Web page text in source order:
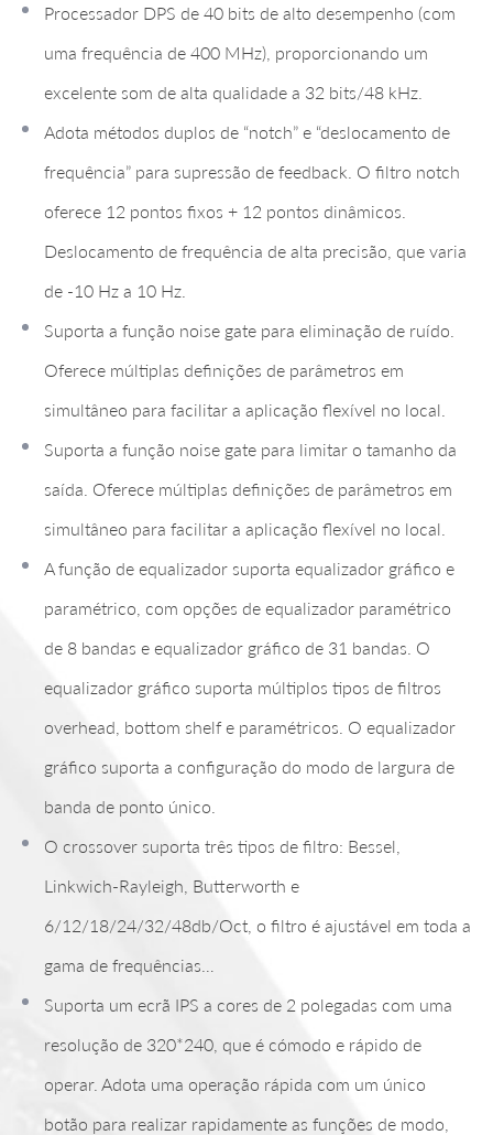
Processador DPS de 40 bits de alto desempenho (com
uma frequência de 400 MHz), proporcionando um
excelente som de alta qualidade a 32 bits/48 kHz.
Adota métodos duplos de “notch” e “deslocamento de
frequência” para supressão de feedback. O filtro notch
oferece 12 pontos fixos + 12 pontos dinâmicos.
Deslocamento de frequência de alta precisão, que varia
de -10 Hz a 10 Hz.
Suporta a função noise gate para eliminação de ruído.
Oferece múltiplas definições de parâmetros em
simultâneo para facilitar a aplicação flexível no local.
Suporta a função noise gate para limitar o tamanho da
saída. Oferece múltiplas definições de parâmetros em
simultâneo para facilitar a aplicação flexível no local.
A função de equalizador suporta equalizador gráfico e
paramétrico, com opções de equalizador paramétrico
de 8 bandas e equalizador gráfico de 31 bandas. O
equalizador gráfico suporta múltiplos tipos de filtros
overhead, bottom shelf e paramétricos. O equalizador
gráfico suporta a configuração do modo de largura de
banda de ponto único.
O crossover suporta três tipos de filtro: Bessel,
Linkwich-Rayleigh, Butterworth e
6/12/18/24/32/48db/Oct, o filtro é ajustável em toda a
gama de frequências…
Suporta um ecrã IPS a cores de 2 polegadas com uma
resolução de 320*240, que é cómodo e rápido de
operar. Adota uma operação rápida com um único
botão para realizar rapidamente as funções de modo,